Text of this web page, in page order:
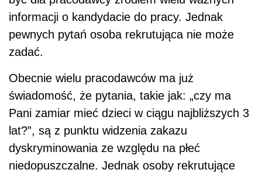
informacji o kandydacie do pracy. Jednak
pewnych pytań osoba rekrutująca nie może
zadać.
Obecnie wielu pracodawców ma już
świadomość, że pytania, takie jak: „czy ma
Pani zamiar mieć dzieci w ciągu najbliższych 3
lat?”, są z punktu widzenia zakazu
dyskryminowania ze względu na płeć
niedopuszczalne. Jednak osoby rekrutujące